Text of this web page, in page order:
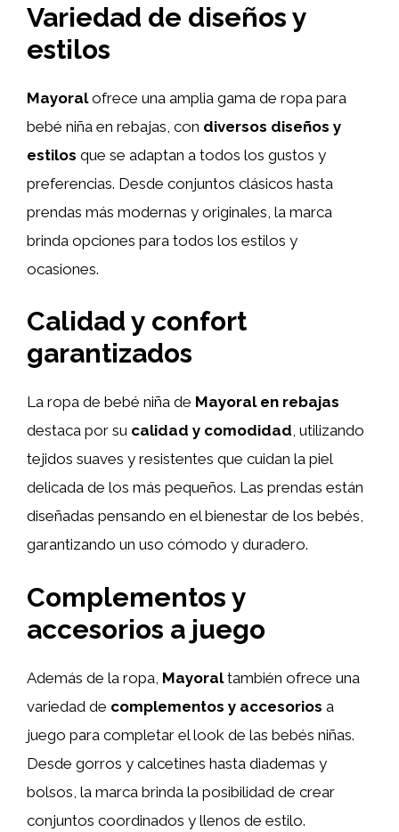
Variedad de diseños y
estilos
Mayoralofrece una amplia gama de ropa para
bebé niña en rebajas, con diversos diseños y
estilos que se adaptan a todos los gustos y
preferencias. Desde conjuntos clásicos hasta
prendas más modernas y originales, la marca
brinda opciones para todos los estilos y
ocasiones.
Calidad y confort
garantizados
La ropa de bebé niña de Mayoral en rebajas
destaca por su calidad y comodidad, utilizando
tejidos suaves y resistentes que cuidan la piel
delicada de los más pequeños. Las prendas están
diseñadas pensando en el bienestar de los bebés,
garantizando un uso cómodo y duradero.
Complementos y
accesorios a juego
Además de la ropa, Mayoraltambién ofrece una
variedad de complementos y accesorios a
juego para completar el look de las bebés niñas.
Desde gorros y calcetines hasta diademas y
bolsos, la marca brinda la posibilidad de crear
conjuntos coordinados y llenos de estilo.